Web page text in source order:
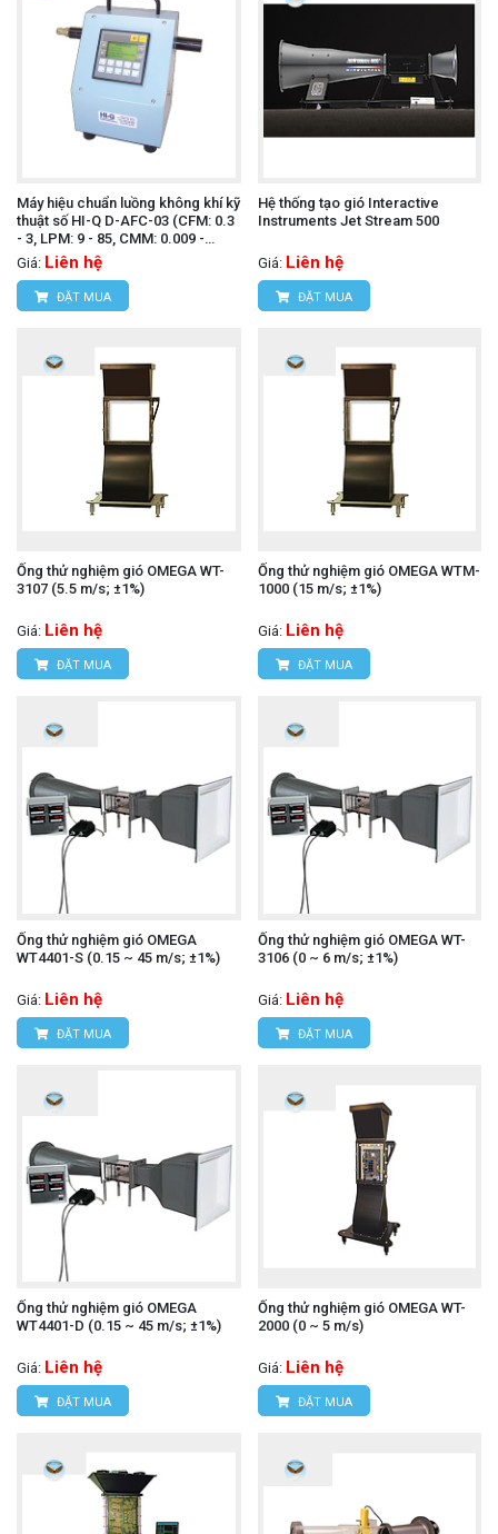
Máy hiệu chuẩn luồng không khí kỹ
thuật số HI-Q D-AFC-03 (CFM: 0.3
- 3, LPM: 9 - 85, CMM: 0.009 -
0.085)
Giá: Liên hệ
ĐẶT MUA
Hệ thống tạo gió Interactive
Instruments Jet Stream 500
Giá: Liên hệ
ĐẶT MUA
Ống thử nghiệm gió OMEGA WT-
3107 (5.5 m/s; ±1%)
Giá: Liên hệ
ĐẶT MUA
Ống thử nghiệm gió OMEGA WTM-
1000 (15 m/s; ±1%)
Giá: Liên hệ
ĐẶT MUA
Ống thử nghiệm gió OMEGA
WT4401-S (0.15 ~ 45 m/s; ±1%)
Giá: Liên hệ
ĐẶT MUA
Ống thử nghiệm gió OMEGA WT-
3106 (0 ~ 6 m/s; ±1%)
Giá: Liên hệ
ĐẶT MUA
Ống thử nghiệm gió OMEGA
WT4401-D (0.15 ~ 45 m/s; ±1%)
Giá: Liên hệ
ĐẶT MUA
Ống thử nghiệm gió OMEGA WT-
2000 (0 ~ 5 m/s)
Giá: Liên hệ
ĐẶT MUA